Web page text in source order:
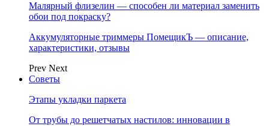
Малярный флизелин — способен ли материал заменить
обои под покраску?
Аккумуляторные триммеры ПомещикЪ — описание,
характеристики, отзывы
Prev Next
Советы
Этапы укладки паркета
От трубы до решетчатых настилов: инновации в